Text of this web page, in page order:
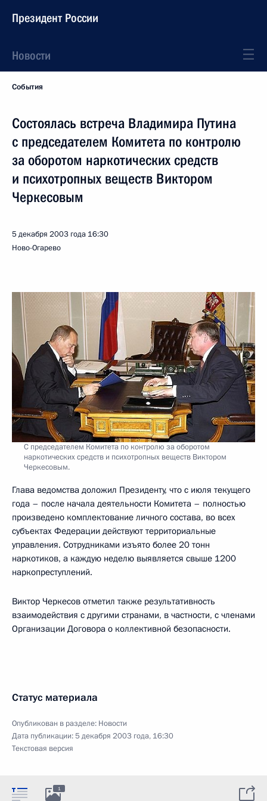
Президент России
Новости
События
Состоялась встреча Владимира Путина
с председателем Комитета по контролю
за оборотом наркотических средств
и психотропных веществ Виктором
Черкесовым
5 декабря 2003 года 16:30
Ново-Огарево
С председателем Комитета по контролю за оборотом
наркотических средств и психотропных веществ Виктором
Черкесовым.
Глава ведомства доложил Президенту, что с июля текущего
года – после начала деятельности Комитета – полностью
произведено комплектование личного состава, во всех
субъектах Федерации действуют территориальные
управления. Сотрудниками изъято более 20 тонн
наркотиков, а каждую неделю выявляется свыше 1200
наркопреступлений.
Виктор Черкесов отметил также результативность
взаимодействия с другими странами, в частности, с членами
Организации Договора о коллективной безопасности.
Статус материала
Опубликован в разделе: Новости
Дата публикации:5 декабря 2003 года, 16:30
Текстовая версия
1